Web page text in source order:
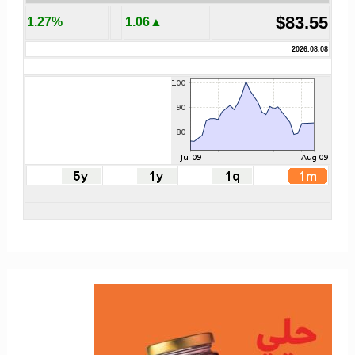
$83.55
▲1.06
1.27%
2026.08.08